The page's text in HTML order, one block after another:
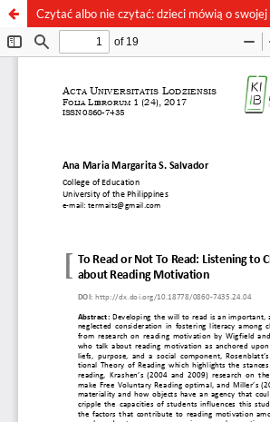
Czytać albo nie czytać: dzieci mówią o swojej